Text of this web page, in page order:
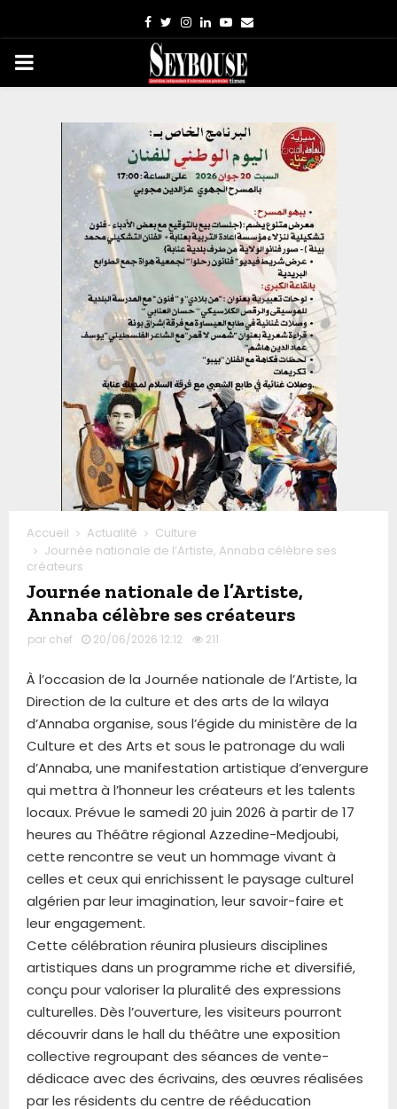
Facebook
TwitterInstagram
LinkedinYoutube
Email
PRIMARY
Accueil Actualité
Culture
Journée nationale de l’Artiste, Annaba célèbre ses
créateurs
Journée nationale de l’Artiste,
Annaba célèbre ses créateurs
par chef 20/06/2026 12:12 211
À l’occasion de la Journée nationale de l’Artiste, la
Direction de la culture et des arts de la wilaya
d’Annaba organise, sous l’égide du ministère de la
Culture et des Arts et sous le patronage du wali
d’Annaba, une manifestation artistique d’envergure
qui mettra à l’honneur les créateurs et les talents
locaux. Prévue le samedi 20 juin 2026 à partir de 17
heures au Théâtre régional Azzedine-Medjoubi,
cette rencontre se veut un hommage vivant à
celles et ceux qui enrichissent le paysage culturel
algérien par leur imagination, leur savoir-faire et
leur engagement.
Cette célébration réunira plusieurs disciplines
artistiques dans un programme riche et diversifié,
conçu pour valoriser la pluralité des expressions
culturelles. Dès l’ouverture, les visiteurs pourront
découvrir dans le hall du théâtre une exposition
collective regroupant des séances de vente-
dédicace avec des écrivains, des œuvres réalisées
par les résidents du centre de rééducation